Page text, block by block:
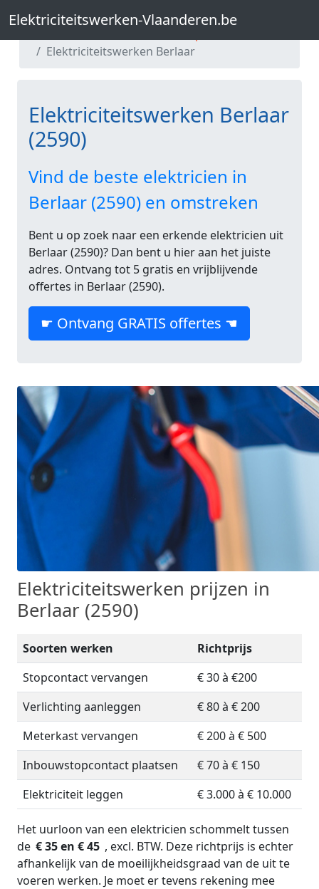
Elektriciteitswerken-Vlaanderen.be
Elektriciteitswerken-Vlaanderen.be
Elektriciteitswerken Berlaar
Elektriciteitswerken Berlaar
(2590)
Vind de beste elektricien in
Berlaar (2590) en omstreken
Bent u op zoek naar een erkende elektricien uit
Berlaar (2590)? Dan bent u hier aan het juiste
adres. Ontvang tot 5 gratis en vrijblijvende
offertes in Berlaar (2590).
☛ Ontvang GRATIS offertes ☚
Elektriciteitswerken prijzen in
Berlaar (2590)
Soorten werken
Richtprijs
Stopcontact vervangen
€ 30 à €200
Verlichting aanleggen
€ 80 à € 200
Meterkast vervangen
€ 200 à € 500
Inbouwstopcontact plaatsen
€ 70 à € 150
Elektriciteit leggen
€ 3.000 à € 10.000
Het uurloon van een elektricien schommelt tussen
de € 35 en € 45 , excl. BTW. Deze richtprijs is echter
afhankelijk van de moeilijkheidsgraad van de uit te
voeren werken. Je moet er tevens rekening mee